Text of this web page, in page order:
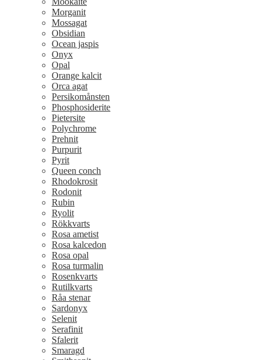
Morganit
Mossagat
Obsidian
Ocean jaspis
Onyx
Opal
Orange kalcit
Orca agat
Persikomånsten
Phosphosiderite
Pietersite
Polychrome
Prehnit
Purpurit
Pyrit
Queen conch
Rhodokrosit
Rodonit
Rubin
Ryolit
Rökkvarts
Rosa ametist
Rosa kalcedon
Rosa opal
Rosa turmalin
Rosenkvarts
Rutilkvarts
Råa stenar
Sardonyx
Selenit
Serafinit
Sfalerit
Smaragd